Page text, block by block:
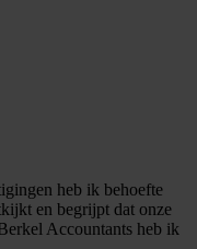
heb ik behoefte
en begrijpt dat onze
Accountants heb ik